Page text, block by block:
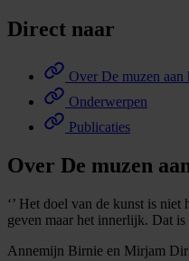
Direct naar
Over De muzen aan
Onderwerpen
Publicaties
Over De muzen
‘’ Het doel van de kunst is
geven maar het innerlijk. Dat
Annemijn Birnie en Mirjam